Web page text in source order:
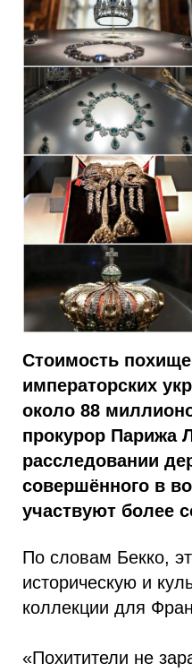
Стоимость
императорских
около 88
прокурор Парижа
расследовании
совершённого в
участвуют более
По словам Бекко,
историческую и
коллекции для
«Похитители не